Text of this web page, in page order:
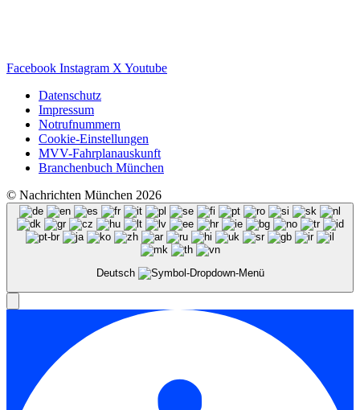
Facebook Instagram X Youtube
Datenschutz
Impressum
Notrufnummern
Cookie-Einstellungen
MVV-Fahrplanauskunft
Branchenbuch München
© Nachrichten München 2026
Deutsch